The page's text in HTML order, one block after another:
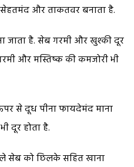
सेहतमंद और ताकतवर बनाता है.
जाता है. सेब गरमी और खुश्की दूर
और मस्तिष्क की कमजोरी भी
से दूध पीना फायदेमंद माना
दूर होता है.
सेब को छिलके सहित खाना